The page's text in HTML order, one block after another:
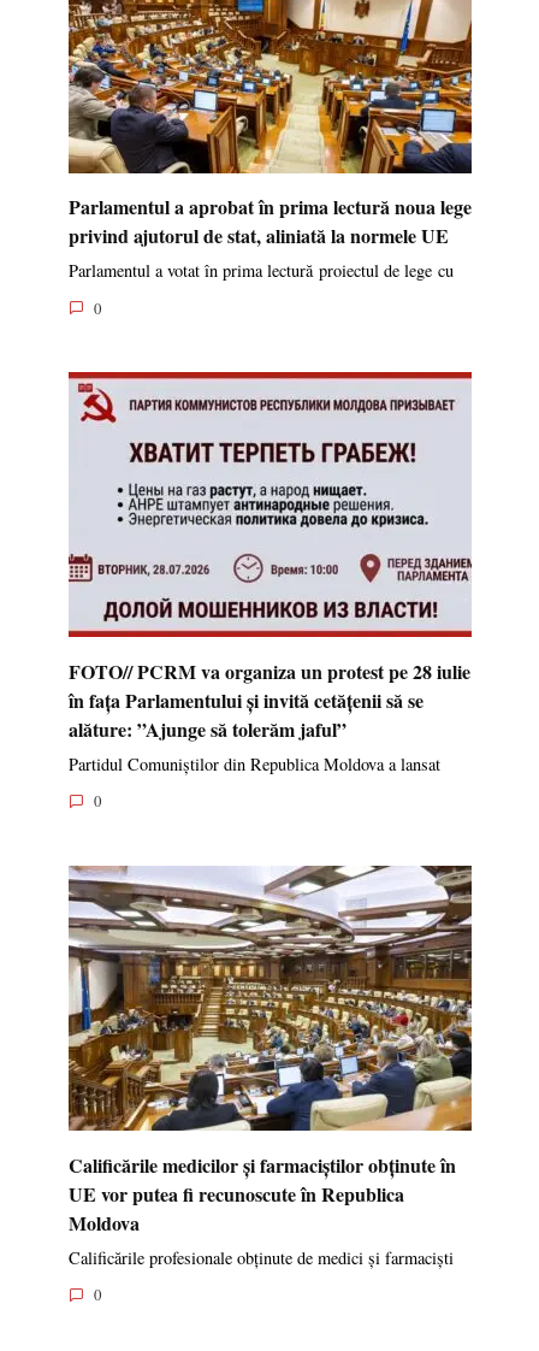
Parlamentul a aprobat în prima lectură noua lege
privind ajutorul de stat, aliniată la normele UE
Parlamentul a votat în prima lectură proiectul de lege cu
0
FOTO// PCRM va organiza un protest pe 28 iulie
în fața Parlamentului și invită cetățenii să se
alăture: ”Ajunge să tolerăm jaful”
Partidul Comuniștilor din Republica Moldova a lansat
0
Calificările medicilor și farmaciștilor obținute în
UE vor putea fi recunoscute în Republica
Moldova
Calificările profesionale obținute de medici și farmaciști
0